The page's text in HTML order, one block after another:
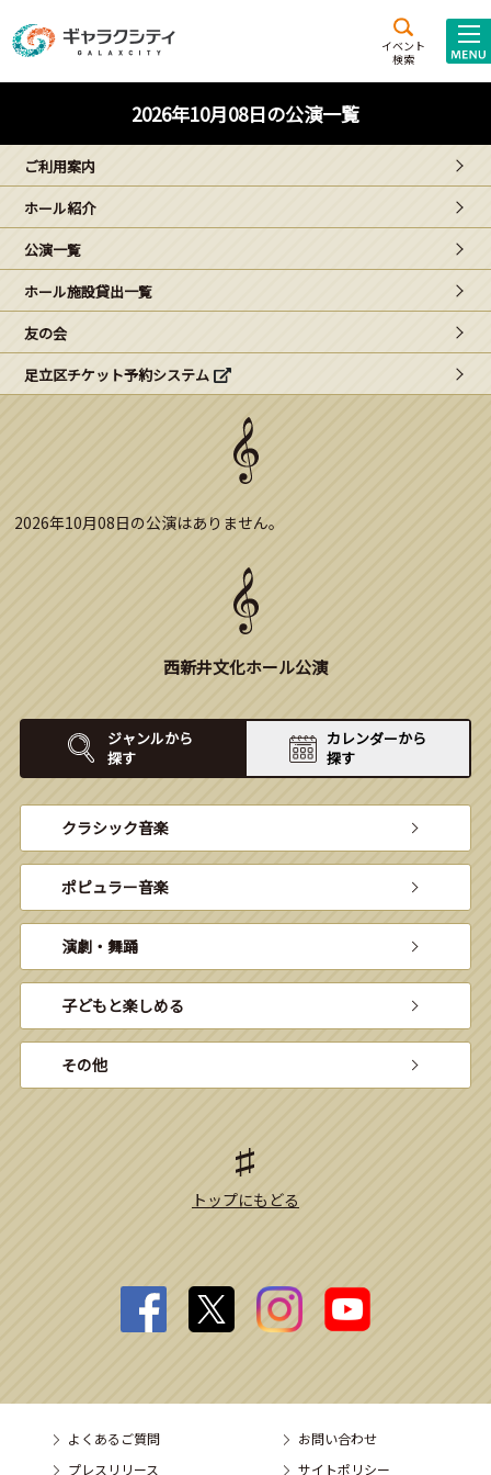
イベント
検索
施設案内
西新井
文化ホール
ギャラクシティとは
こどもみーてぃんぐ
Gがくえん
ブランドからのお知らせ
2026年10月08日の公演一覧
ご利用案内
ホール紹介
公演一覧
ホール施設貸出一覧
友の会
足立区チケット予約システム
2026年10月08日の公演はありません。
西新井文化ホール公演
ジャンルから
探す
カレンダーから
探す
クラシック音楽
ポピュラー音楽
演劇・舞踊
子どもと楽しめる
その他
トップにもどる
よくあるご質問
お問い合わせ
プレスリリース
サイトポリシー